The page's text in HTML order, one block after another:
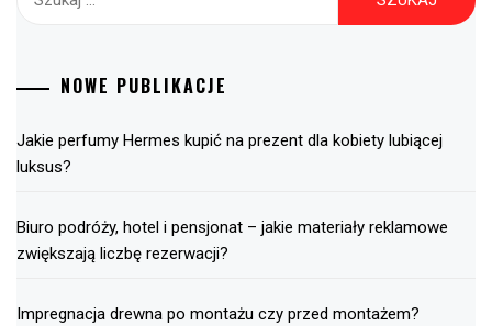
NOWE PUBLIKACJE
Jakie perfumy Hermes kupić na prezent dla kobiety lubiącej
luksus?
Biuro podróży, hotel i pensjonat – jakie materiały reklamowe
zwiększają liczbę rezerwacji?
Impregnacja drewna po montażu czy przed montażem?